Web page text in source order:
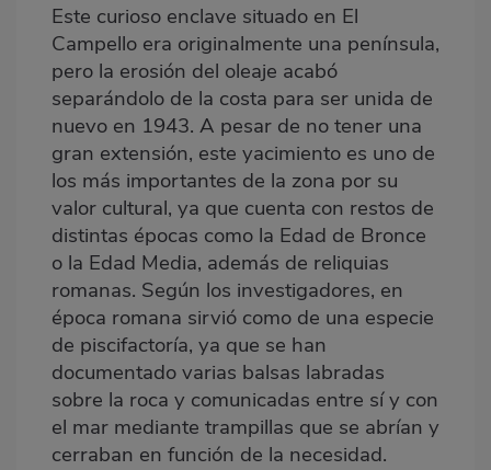
Este curioso enclave situado en El
Campello era originalmente una península,
pero la erosión del oleaje acabó
separándolo de la costa para ser unida de
nuevo en 1943. A pesar de no tener una
gran extensión, este yacimiento es uno de
los más importantes de la zona por su
valor cultural, ya que cuenta con restos de
distintas épocas como la Edad de Bronce
o la Edad Media, además de reliquias
romanas. Según los investigadores, en
época romana sirvió como de una especie
de piscifactoría, ya que se han
documentado varias balsas labradas
sobre la roca y comunicadas entre sí y con
el mar mediante trampillas que se abrían y
cerraban en función de la necesidad.